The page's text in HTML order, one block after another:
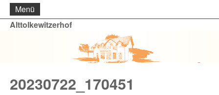
Menü
Alttolkewitzerhof
20230722_170451